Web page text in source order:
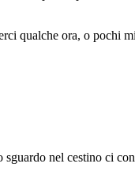
qualche ora, o pochi
nel cestino ci